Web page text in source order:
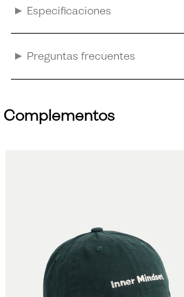
Especificaciones
Preguntas frecuentes
Complementos